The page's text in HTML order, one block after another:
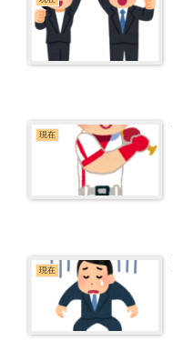
現在
現在